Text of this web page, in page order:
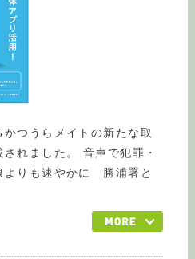
つうらメイトの新たな取
れました。 音声で犯罪・
りも速やかに 勝浦署と